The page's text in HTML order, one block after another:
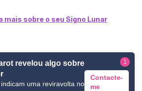
mais sobre o seu Signo Lunar
revelou algo sobre
uma reviravolta no
Contacte-
me
1